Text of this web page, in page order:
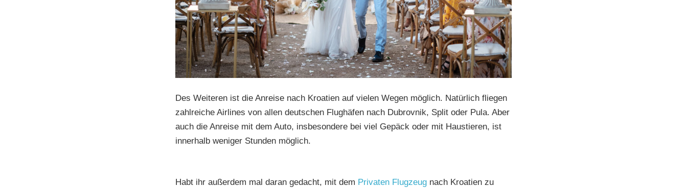
Des Weiteren ist die Anreise nach Kroatien auf vielen Wegen möglich. Natürlich fliegen
zahlreiche Airlines von allen deutschen Flughäfen nach Dubrovnik, Split oder Pula. Aber
auch die Anreise mit dem Auto, insbesondere bei viel Gepäck oder mit Haustieren, ist
innerhalb weniger Stunden möglich.
Habt ihr außerdem mal daran gedacht, mit dem Privaten Flugzeugnach Kroatien zu